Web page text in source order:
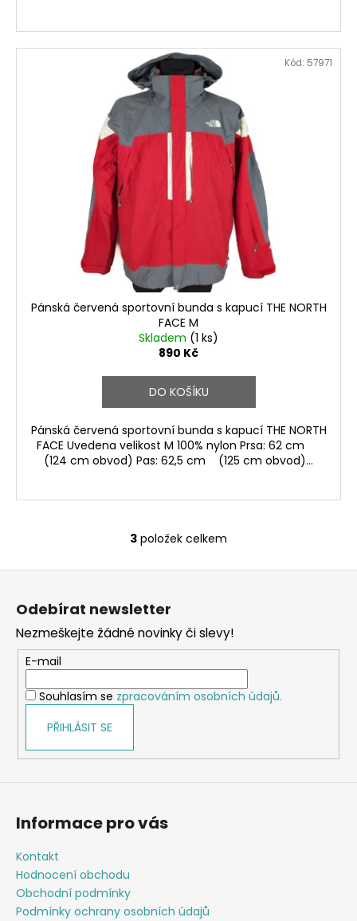
Pánská červená sportovní bunda s kapucí THE NORTH
FACE M
Skladem (1 ks)
890 Kč
DO KOŠÍKU
Pánská červená sportovní bunda s kapucí THE NORTH
FACE Uvedena velikost M 100% nylon Prsa: 62 cm
(124 cm obvod) Pas: 62,5 cm (125 cm obvod)...
Kód: 57971
O
v
a
c
í
p
r
y
3 položek celkem
Z
Odebírat newsletter
Nezmeškejte žádné novinky či slevy!
E-mail
Souhlasím se zpracováním osobních údajů.
PŘIHLÁSIT SE
Informace pro vás
Kontakt
Hodnocení obchodu
Obchodní podmínky
Podmínky ochrany osobních údajů